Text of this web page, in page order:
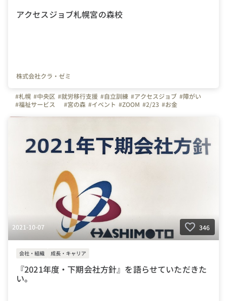
アクセスジョブ札幌宮の森校
株式会社クラ・ゼミ
#札幌 #中央区 #就労移行支援 #自立訓練 #アクセスジョブ #障がい
#福祉サービス
#宮の森 #イベント #ZOOM #2/23 #お金
2021-10-07 346
会社・組織 成長・キャリア
『2021年度・下期会社方針』を語らせていただきた
い。